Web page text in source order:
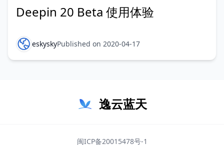
Deepin 20 Beta 使用体验
eskyskyPublished on 2020-04-17
逸云蓝天
闽ICP备20015478号-1